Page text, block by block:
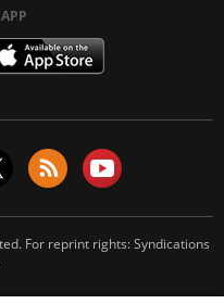
For reprint rights:Syndications